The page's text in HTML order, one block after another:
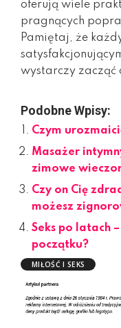
oferują wiele
pragnących
Pamiętaj, że
wystarczy zacząć
Podobne Wpisy:
Czym
Masażer
zimowe
Czy on Cię
możesz
Seks po latach
początku?
MIŁOŚĆ I SEKS